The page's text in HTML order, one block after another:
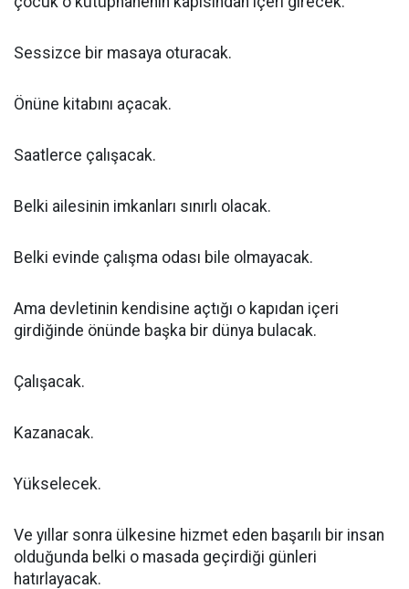
Sessizce bir masaya oturacak.
Önüne kitabını açacak.
Saatlerce çalışacak.
Belki ailesinin imkanları sınırlı olacak.
Belki evinde çalışma odası bile olmayacak.
Ama devletinin kendisine açtığı o kapıdan içeri
girdiğinde önünde başka bir dünya bulacak.
Çalışacak.
Kazanacak.
Yükselecek.
Ve yıllar sonra ülkesine hizmet eden başarılı bir insan
olduğunda belki o masada geçirdiği günleri
hatırlayacak.